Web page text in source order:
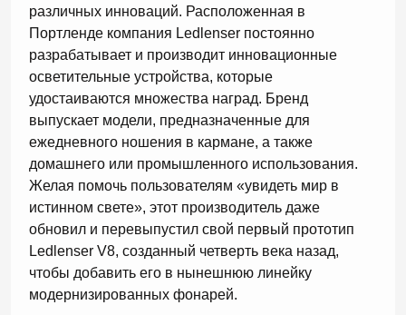
различных инноваций. Расположенная в
Портленде компания Ledlenser постоянно
разрабатывает и производит инновационные
осветительные устройства, которые
удостаиваются множества наград. Бренд
выпускает модели, предназначенные для
ежедневного ношения в кармане, а также
домашнего или промышленного использования.
Желая помочь пользователям «увидеть мир в
истинном свете», этот производитель даже
обновил и перевыпустил свой первый прототип
Ledlenser V8, созданный четверть века назад,
чтобы добавить его в нынешнюю линейку
модернизированных фонарей.